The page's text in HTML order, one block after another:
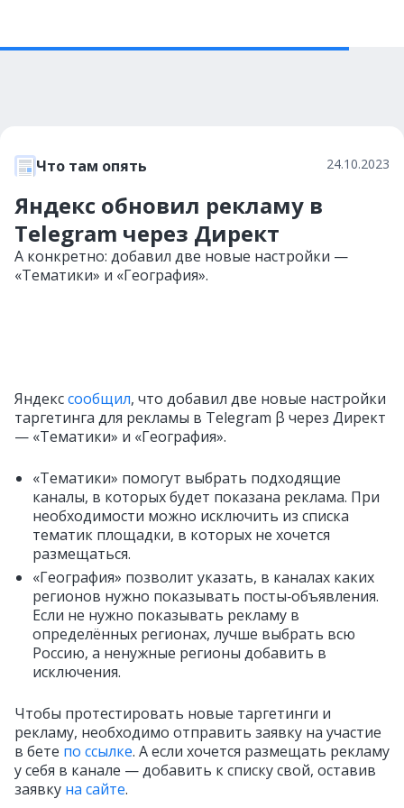
Что там опять 24.10.2023
Яндекс обновил рекламу в
Telegram через Директ
А конкретно: добавил две новые настройки —
«Тематики» и «География».
Яндекссообщил, что добавил две новые настройки
таргетинга для рекламы в Telegram β через Директ
— «Тематики» и «География».
«Тематики» помогут выбрать подходящие
каналы, в которых будет показана реклама. При
необходимости можно исключить из списка
тематик площадки, в которых не хочется
размещаться.
«География» позволит указать, в каналах каких
регионов нужно показывать посты‑объявления.
Если не нужно показывать рекламу в
определённых регионах, лучше выбрать всю
Россию, а ненужные регионы добавить в
исключения.
Чтобы протестировать новые таргетинги и
рекламу, необходимо отправить заявку на участие
в бете по ссылке. А если хочется размещать рекламу
у себя в канале — добавить к списку свой, оставив
заявку на сайте.